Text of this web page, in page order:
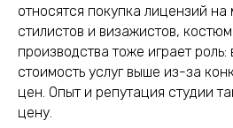
относятся покупка лицензий на
стилистов и визажистов,
производства тоже играет
стоимость услуг выше из-за
цен. Опыт и репутация студии
цену.